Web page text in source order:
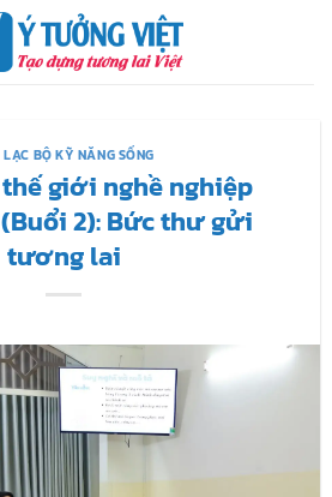
BỘ KỸ NĂNG SỐNG
giới nghề nghiệp
2): Bức thư gửi
tương lai